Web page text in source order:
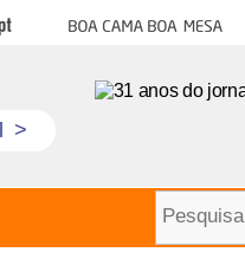
Boa cama boa mesa
>